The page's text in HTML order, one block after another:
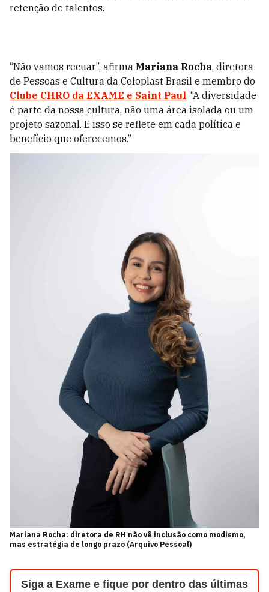
retenção de talentos.
“Não vamos recuar”, afirma Mariana Rocha, diretora
de Pessoas e Cultura da Coloplast Brasil e membro do
Clube CHRO da EXAME e Saint Paul. “A diversidade
é parte da nossa cultura, não uma área isolada ou um
projeto sazonal. E isso se reflete em cada política e
benefício que oferecemos.”
Mariana Rocha: diretora de RH não vê inclusão como modismo,
mas estratégia de longo prazo (Arquivo Pessoal)
Siga a Exame e fique por dentro das últimas